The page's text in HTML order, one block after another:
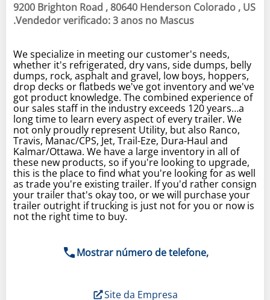
9200 Brighton Road , 80640 Henderson Colorado , US
.Vendedor verificado: 3 anos no Mascus
Mostrar número de telefone,
Site da Empresa
We specialize in meeting our customer's needs,
whether it's refrigerated, dry vans, side dumps, belly
dumps, rock, asphalt and gravel, low boys, hoppers,
drop decks or flatbeds we've got inventory and we've
got product knowledge. The combined experience of
our sales staff in the industry exceeds 120 years…a
long time to learn every aspect of every trailer. We
not only proudly represent Utility, but also Ranco,
Travis, Manac/CPS, Jet, Trail-Eze, Dura-Haul and
Kalmar/Ottawa. We have a large inventory in all of
these new products, so if you're looking to upgrade,
this is the place to find what you're looking for as well
as trade you're existing trailer. If you'd rather consign
your trailer that's okay too, or we will purchase your
trailer outright if trucking is just not for you or now is
not the right time to buy.